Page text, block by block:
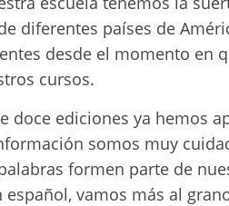
diferentes países de
desde el momento en
cursos.
doce ediciones ya hemos
somos muy
formen parte de
español, vamos más al